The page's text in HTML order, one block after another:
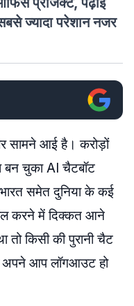
ज्यादा परेशान नजर
सामने आई है। करोड़ों
बन चुका AI चैटबॉट
समेत दुनिया के कई
करने में दिक्कत आने
तो किसी की पुरानी चैट
अपने आप लॉगआउट हो